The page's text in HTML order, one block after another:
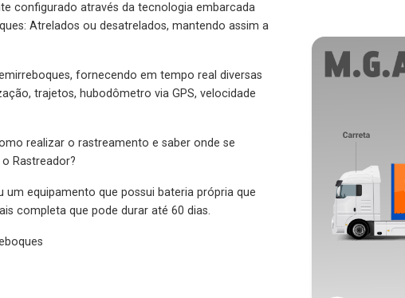
configurado através da tecnologia embarcada
Atrelados ou desatrelados, mantendo assim a
fornecendo em tempo real diversas
trajetos, hubodômetro via GPS, velocidade
realizar o rastreamento e saber onde se
Rastreador?
um equipamento que possui bateria própria que
completa que pode durar até 60 dias.